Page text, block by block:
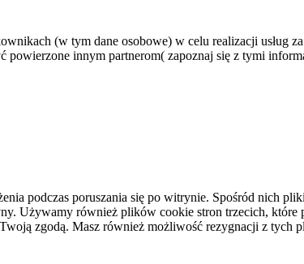
(w tym dane osobowe) w celu realizacji usług
powierzone innym partnerom( zapoznaj się z tymi
podczas poruszania się po witrynie. Spośród nich
Używamy również plików cookie stron trzecich,
zgodą. Masz również możliwość rezygnacji z